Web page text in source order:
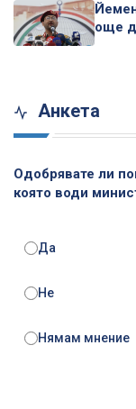
още
Анкета
Одобрявате ли
която води
Да
Не
Нямам мнение